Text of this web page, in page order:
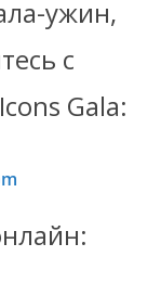
ужин,
с
Gala: